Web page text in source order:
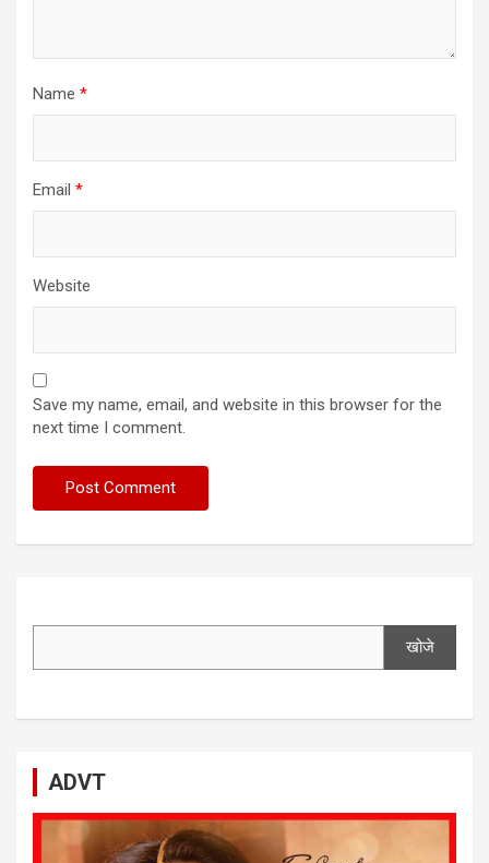
Name *
Email *
Website
Save my name, email, and website in this browser for the
next time I comment.
खोजे
ADVT